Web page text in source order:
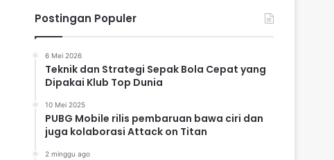
Postingan Populer
6 Mei 2026
Teknik dan Strategi Sepak Bola Cepat yang
Dipakai Klub Top Dunia
10 Mei 2025
PUBG Mobile rilis pembaruan bawa ciri dan
juga kolaborasi Attack on Titan
2 minggu ago